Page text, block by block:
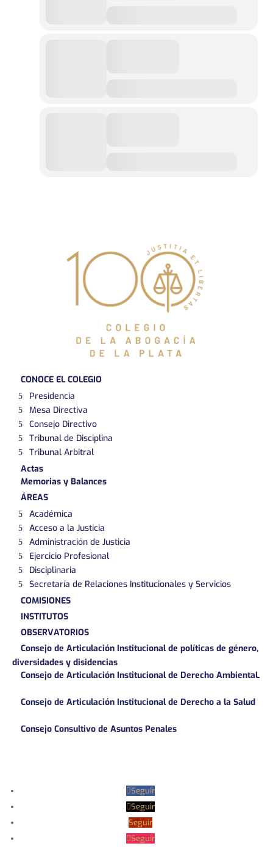
CONOCE EL COLEGIO
Presidencia
Mesa Directiva
Consejo Directivo
Tribunal de Disciplina
Tribunal Arbitral
Actas
Memorias y Balances
ÁREAS
Académica
Acceso a la Justicia
Administración de Justicia
Ejercicio Profesional
Disciplinaria
Secretaría de Relaciones Institucionales y Servicios
COMISIONES
INSTITUTOS
OBSERVATORIOS
Consejo de Articulación Institucional de políticas de género,
diversidades y disidencias
Consejo de Articulación Institucional de Derecho AmbientaL
Consejo de Articulación Institucional de Derecho a la Salud
Consejo Consultivo de Asuntos Penales
Seguir
Seguir
Seguir
Seguir